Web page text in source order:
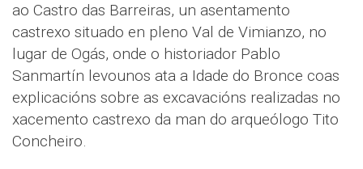
ao Castro das Barreiras, un asentamento
castrexo situado en pleno Val de Vimianzo, no
lugar de Ogás, onde o historiador Pablo
Sanmartín levounos ata a Idade do Bronce coas
explicacións sobre as excavacións realizadas no
xacemento castrexo da man do arqueólogo Tito
Concheiro.